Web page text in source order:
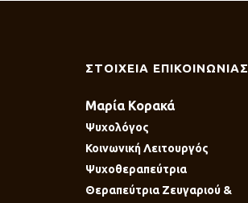
ΣΤΟΙΧΕΙΑ ΕΠΙΚΟΙΝΩΝΙΑΣ
Μαρία Κορακά
Ψυχολόγος
Κοινωνική Λειτουργός
Ψυχοθεραπεύτρια
Θεραπεύτρια Ζευγαριού &